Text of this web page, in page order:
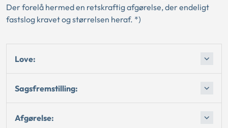
Der forelå hermed en retskraftig afgørelse, der endeligt
fastslog kravet og størrelsen heraf. *)
Love:
Sagsfremstilling:
Afgørelse: